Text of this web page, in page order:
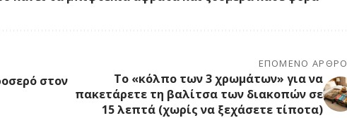
στον
ΕΠΌΜΕΝΟ ΆΡΘΡΟ
Το «κόλπο των 3 χρωμάτων» για να
πακετάρετε τη βαλίτσα των διακοπών σε
15 λεπτά (χωρίς να ξεχάσετε τίποτα)